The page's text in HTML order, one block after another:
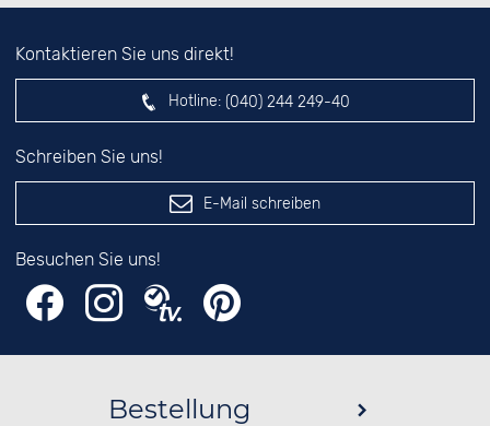
Kontaktieren Sie uns direkt!
Hotline: (040) 244 249-40
Schreiben Sie uns!
E-Mail schreiben
Besuchen Sie uns!
Bestellung